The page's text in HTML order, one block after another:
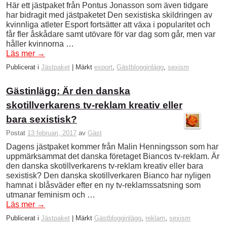
Här ett jästpaket från Pontus Jonasson som även tidgare
har bidragit med jästpaketet Den sexistiska skildringen av
kvinnliga atleter Esport fortsätter att växa i popularitet och
får fler åskådare samt utövare för var dag som går, men var
håller kvinnorna …
Läs mer →
Publicerat i Jästpaket Märkt esport Gästblogginlägg sexism
Gästinlägg: Är den danska
skotillverkarens tv-reklam kreativ eller
bara sexistisk?
Postat 13 februari, 2017 av Gäst
Dagens jästpaket kommer från Malin Henningsson som har
uppmärksammat det danska företaget Biancos tv-reklam. Är
den danska skotillverkarens tv-reklam kreativ eller bara
sexistisk? Den danska skotillverkaren Bianco har nyligen
hamnat i blåsväder efter en ny tv-reklamssatsning som
utmanar feminism och …
Läs mer →
Publicerat i Jästpaket Märkt Gästblogginlägg, reklam, sexism